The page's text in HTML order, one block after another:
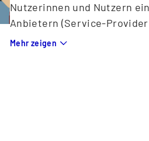
Nutzerinnen und Nutzern
Anbietern (Service-
Dieser Vermittlungsdienst
Mehr zeigen